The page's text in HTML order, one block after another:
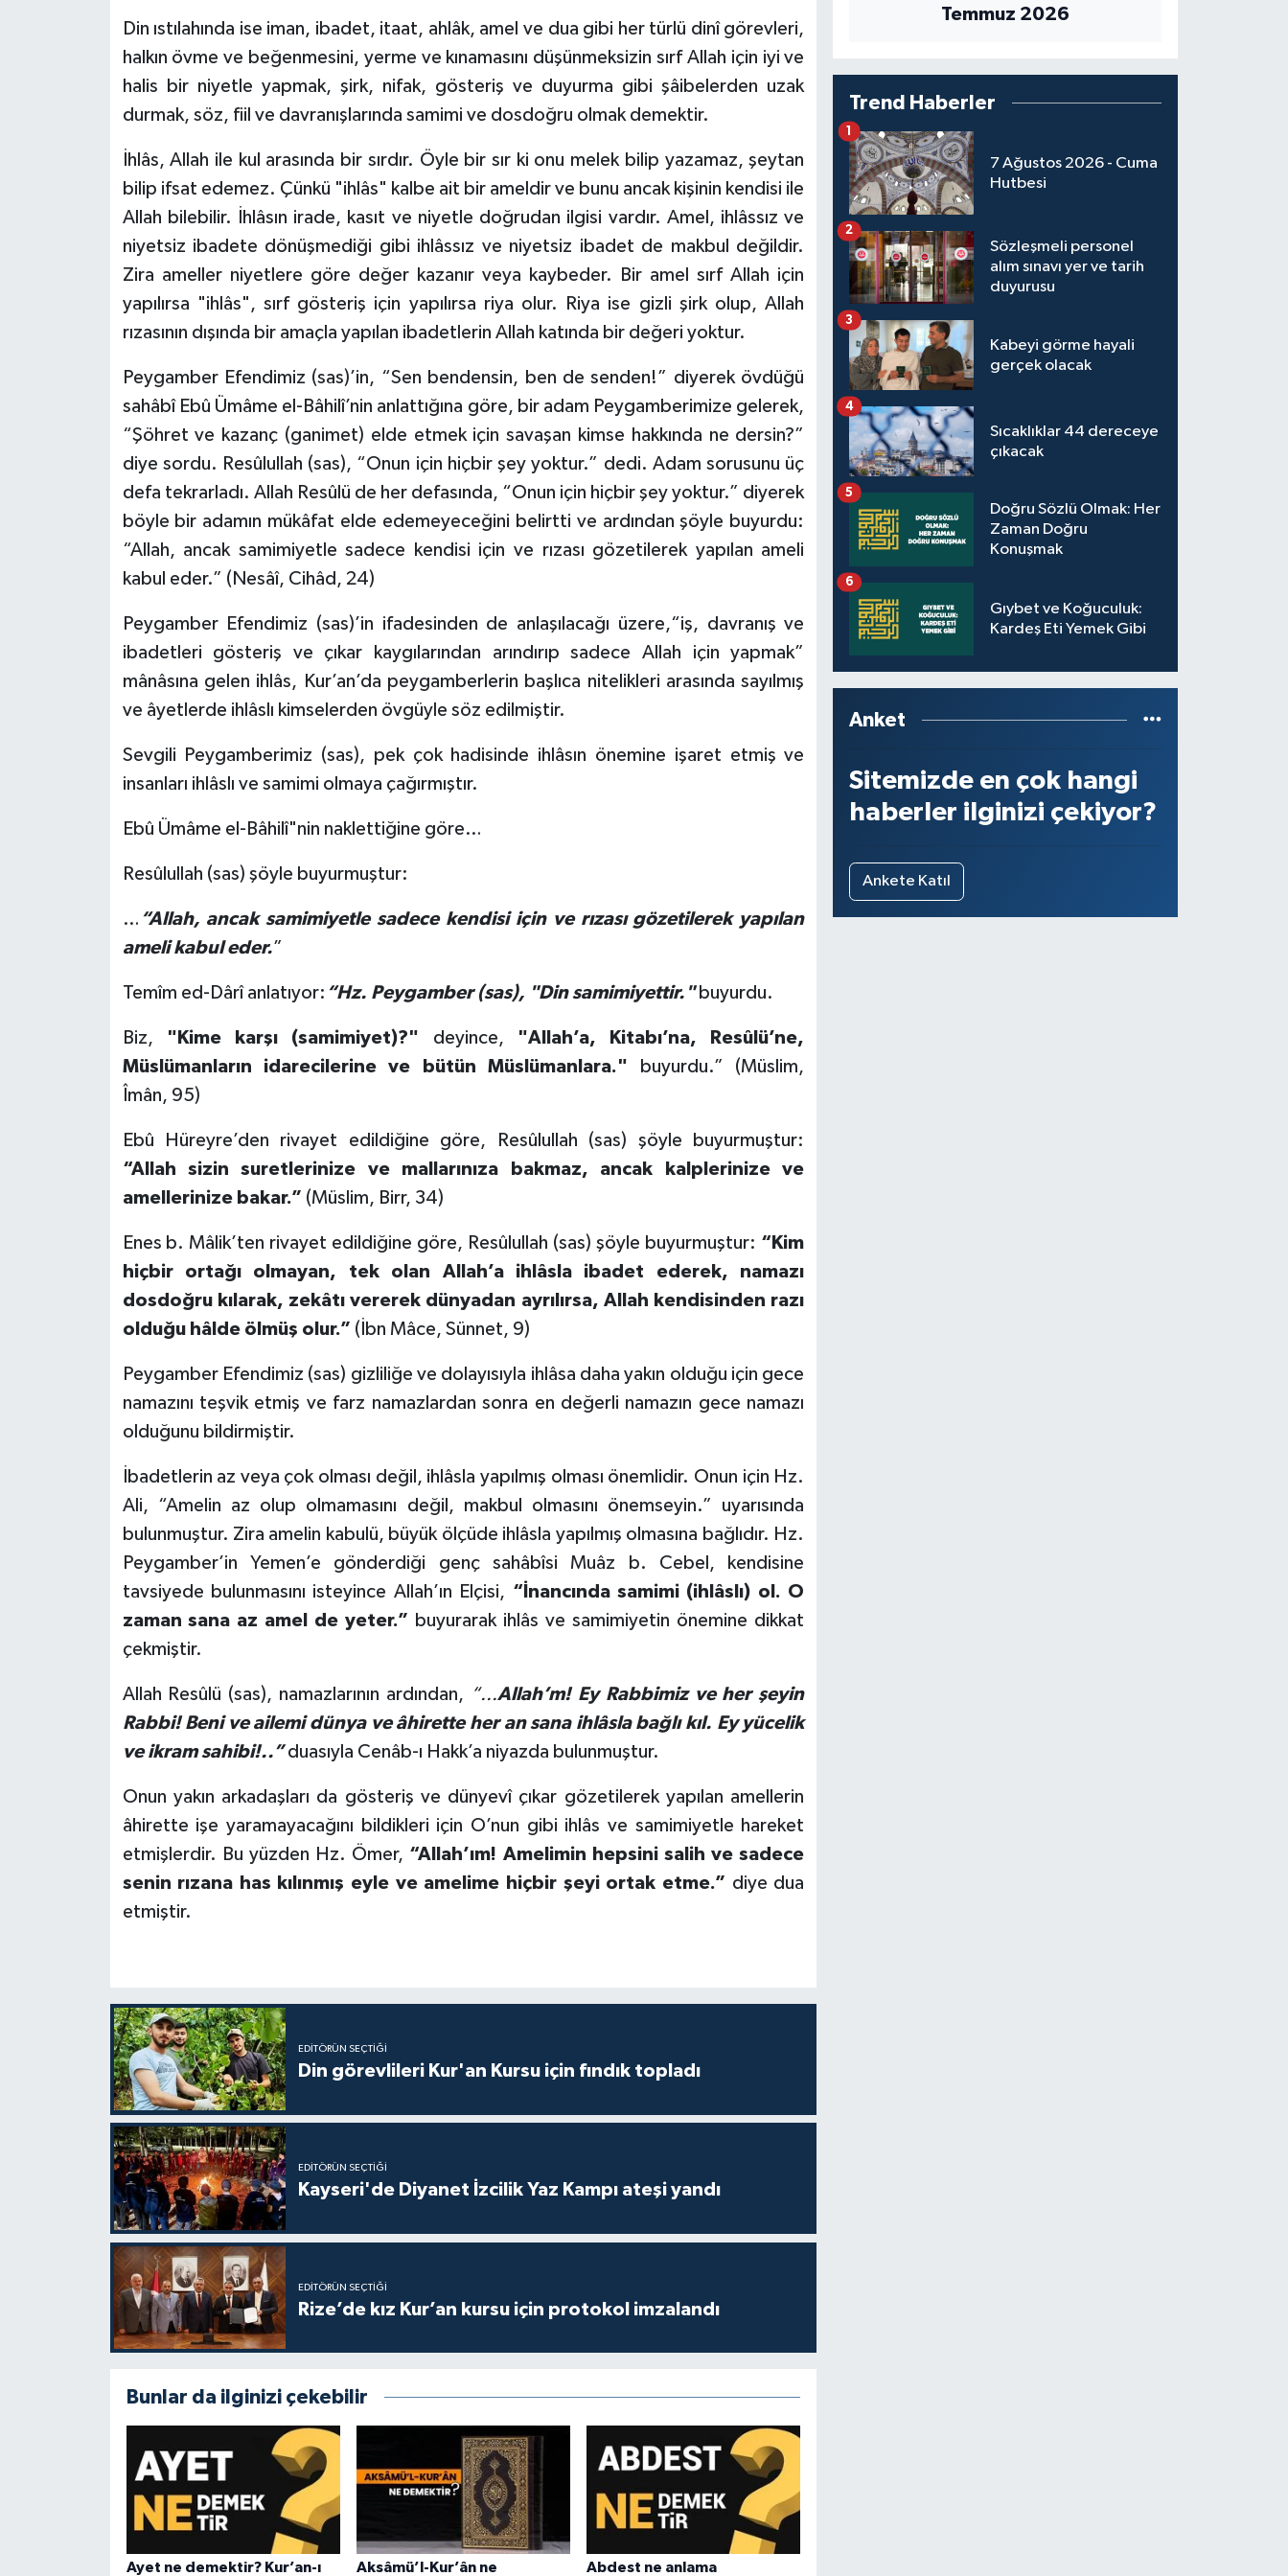
Din ıstılahında ise iman, ibadet, itaat, ahlâk, amel ve dua gibi her türlü dinî görevleri,
halkın övme ve beğenmesini, yerme ve kınamasını düşünmeksizin sırf Allah için iyi ve
halis bir niyetle yapmak, şirk, nifak, gösteriş ve duyurma gibi şâibelerden uzak
durmak, söz, fiil ve davranışlarında samimi ve dosdoğru olmak demektir.
İhlâs, Allah ile kul arasında bir sırdır. Öyle bir sır ki onu melek bilip yazamaz, şeytan
bilip ifsat edemez. Çünkü "ihlâs" kalbe ait bir ameldir ve bunu ancak kişinin kendisi ile
Allah bilebilir. İhlâsın irade, kasıt ve niyetle doğrudan ilgisi vardır. Amel, ihlâssız ve
niyetsiz ibadete dönüşmediği gibi ihlâssız ve niyetsiz ibadet de makbul değildir.
Zira ameller niyetlere göre değer kazanır veya kaybeder. Bir amel sırf Allah için
yapılırsa "ihlâs", sırf gösteriş için yapılırsa riya olur. Riya ise gizli şirk olup, Allah
rızasının dışında bir amaçla yapılan ibadetlerin Allah katında bir değeri yoktur.
Peygamber Efendimiz (sas)’in, “Sen bendensin, ben de senden!” diyerek övdüğü
sahâbî Ebû Ümâme el-Bâhilî’nin anlattığına göre, bir adam Peygamberimize gelerek,
“Şöhret ve kazanç (ganimet) elde etmek için savaşan kimse hakkında ne dersin?”
diye sordu. Resûlullah (sas), “Onun için hiçbir şey yoktur.” dedi. Adam sorusunu üç
defa tekrarladı. Allah Resûlü de her defasında, “Onun için hiçbir şey yoktur.” diyerek
böyle bir adamın mükâfat elde edemeyeceğini belirtti ve ardından şöyle buyurdu:
“Allah, ancak samimiyetle sadece kendisi için ve rızası gözetilerek yapılan ameli
kabul eder.” (Nesâî, Cihâd, 24)
Peygamber Efendimiz (sas)’in ifadesinden de anlaşılacağı üzere,“iş, davranış ve
ibadetleri gösteriş ve çıkar kaygılarından arındırıp sadece Allah için yapmak”
mânâsına gelen ihlâs, Kur’an’da peygamberlerin başlıca nitelikleri arasında sayılmış
ve âyetlerde ihlâslı kimselerden övgüyle söz edilmiştir.
Sevgili Peygamberimiz (sas), pek çok hadisinde ihlâsın önemine işaret etmiş ve
insanları ihlâslı ve samimi olmaya çağırmıştır.
Ebû Ümâme el-Bâhilî"nin naklettiğine göre…
Resûlullah (sas) şöyle buyurmuştur:
… “Allah, ancak samimiyetle sadece kendisi için ve rızası gözetilerek yapılan
ameli kabul eder.”
Temîm ed-Dârî anlatıyor: “Hz. Peygamber (sas), "Din samimiyettir." buyurdu.
Biz, "Kime karşı (samimiyet)?" deyince, "Allah’a, Kitabı’na, Resûlü’ne,
Müslümanların idarecilerine ve bütün Müslümanlara."
buyurdu.” (Müslim,
Îmân, 95)
Ebû Hüreyre’den rivayet edildiğine göre, Resûlullah (sas) şöyle buyurmuştur:
“Allah sizin suretlerinize ve mallarınıza bakmaz, ancak kalplerinize ve
amellerinize bakar.” (Müslim, Birr, 34)
Enes b. Mâlik’ten rivayet edildiğine göre, Resûlullah (sas) şöyle buyurmuştur: “Kim
hiçbir ortağı olmayan, tek olan Allah’a ihlâsla ibadet ederek, namazı
dosdoğru kılarak, zekâtı vererek dünyadan ayrılırsa, Allah kendisinden razı
olduğu hâlde ölmüş olur.” (İbn Mâce, Sünnet, 9)
Peygamber Efendimiz (sas) gizliliğe ve dolayısıyla ihlâsa daha yakın olduğu için gece
namazını teşvik etmiş ve farz namazlardan sonra en değerli namazın gece namazı
olduğunu bildirmiştir.
İbadetlerin az veya çok olması değil, ihlâsla yapılmış olması önemlidir. Onun için Hz.
Ali, “Amelin az olup olmamasını değil, makbul olmasını önemseyin.” uyarısında
bulunmuştur. Zira amelin kabulü, büyük ölçüde ihlâsla yapılmış olmasına bağlıdır. Hz.
Peygamber’in Yemen’e gönderdiği genç sahâbîsi Muâz b. Cebel, kendisine
tavsiyede bulunmasını isteyince Allah’ın Elçisi, “İnancında samimi (ihlâslı) ol. O
zaman sana az amel de yeter.” buyurarak ihlâs ve samimiyetin önemine dikkat
çekmiştir.
Allah Resûlü (sas), namazlarının ardından, “...Allah’m! Ey Rabbimiz ve her şeyin
Rabbi! Beni ve ailemi dünya ve âhirette her an sana ihlâsla bağlı kıl. Ey yücelik
ve ikram sahibi!..” duasıyla Cenâb-ı Hakk’a niyazda bulunmuştur.
Onun yakın arkadaşları da gösteriş ve dünyevî çıkar gözetilerek yapılan amellerin
âhirette işe yaramayacağını bildikleri için O’nun gibi ihlâs ve samimiyetle hareket
etmişlerdir. Bu yüzden Hz. Ömer, “Allah’ım! Amelimin hepsini salih ve sadece
senin rızana has kılınmış eyle ve amelime hiçbir şeyi ortak etme.” diye dua
etmiştir.
EDITÖRÜN SEÇTIĞI
Din görevlileri Kur'an Kursu için fındık topladı
EDITÖRÜN SEÇTIĞI
Kayseri'de Diyanet İzcilik Yaz Kampı ateşi yandı
EDITÖRÜN SEÇTIĞI
Rize’de kız Kur’an kursu için protokol imzalandı
Bunlar da ilginizi çekebilir
Ayet ne demektir? Kur’an-ı Aksâmü’l-Kur’ân ne Abdest ne anlama
Temmuz 2026
Trend Haberler
7 Ağustos 2026 - Cuma
Hutbesi
1
Sözleşmeli personel
alım sınavı yer ve tarih
duyurusu
2
Kabeyi görme hayali
gerçek olacak
3
Sıcaklıklar 44 dereceye
çıkacak
4
Doğru Sözlü Olmak: Her
Zaman Doğru
Konuşmak
5
Gıybet ve Koğuculuk:
Kardeş Eti Yemek Gibi
6
Anket
Sitemizde en çok hangi
haberler ilginizi çekiyor?
Ankete Katıl
Bolu Müftülüğü
Bursa Müftülüğü
Çanakkale Müftülüğü
Çorum Müftülüğü
Denizli Müftülüğü
Diyarbakır Müftülüğü
Düzce Müftülüğü
Edirne Müftülüğü
Elazığ Müftülüğü
Erzincan Müftülüğü
Erzurum Müftülüğü
Gaziantep Müftülüğü
Giresun Müftülüğü
Gümüşhane Müftülüğü
Hakkari Müftülüğü
Isparta Müftülüğü
İzmir Müftülüğü
Karabük Müftülüğü
Karaman Müftülüğü
Kars Müftülüğü
Kastamonu Müftülüğü
Kayseri Müftülüğü
Kilis Müftülüğü
Kırıkkale Müftülüğü
Kırşehir Müftülüğü
Konya Müftülüğü
Kütahya Müftülüğü
Malatya Müftülüğü
Manisa Müftülüğü
Muğla Müftülüğü
Muş Müftülüğü
Nevşehir Müftülüğü
Niğde Müftülüğü
Ordu Müftülüğü
Osmaniye Müftülüğü
Rize Müftülüğü
Sakarya Müftülüğü
Makaleler
Duyurular
Biyografiler
Diyanet TV
İhtida Haberleri